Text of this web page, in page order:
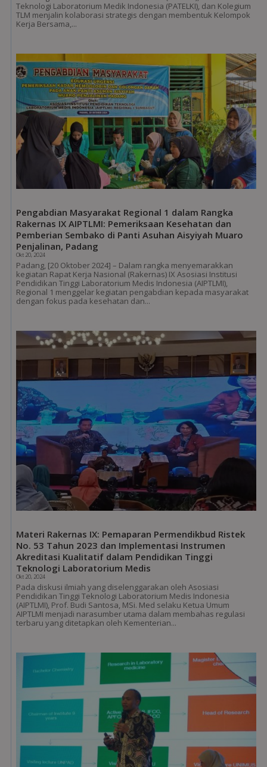
Teknologi Laboratorium Medik Indonesia (PATELKI), dan Kolegium
TLM menjalin kolaborasi strategis dengan membentuk Kelompok
Kerja Bersama,...
Pengabdian Masyarakat Regional 1 dalam Rangka
Rakernas IX AIPTLMI: Pemeriksaan Kesehatan dan
Pemberian Sembako di Panti Asuhan Aisyiyah Muaro
Penjalinan, Padang
Okt 20, 2024
Padang, [20 Oktober 2024] – Dalam rangka menyemarakkan
kegiatan Rapat Kerja Nasional (Rakernas) IX Asosiasi Institusi
Pendidikan Tinggi Laboratorium Medis Indonesia (AIPTLMI),
Regional 1 menggelar kegiatan pengabdian kepada masyarakat
dengan fokus pada kesehatan dan...
Materi Rakernas IX: Pemaparan Permendikbud Ristek
No. 53 Tahun 2023 dan Implementasi Instrumen
Akreditasi Kualitatif dalam Pendidikan Tinggi
Teknologi Laboratorium Medis
Okt 20, 2024
Pada diskusi ilmiah yang diselenggarakan oleh Asosiasi
Pendidikan Tinggi Teknologi Laboratorium Medis Indonesia
(AIPTLMI), Prof. Budi Santosa, MSi. Med selaku Ketua Umum
AIPTLMI menjadi narasumber utama dalam membahas regulasi
terbaru yang ditetapkan oleh Kementerian...